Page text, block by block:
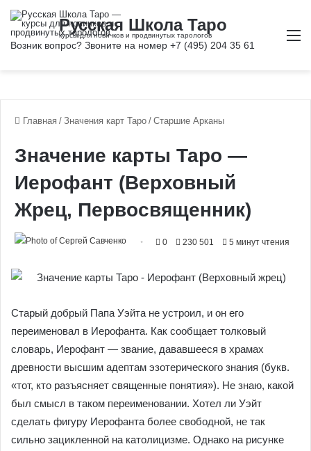
Главная / Значения карт Таро / Старшие Арканы
Значение карты Таро —
Иерофант (Верховный
Жрец, Первосвященник)
0 230 501 5 минут чтения
Старый добрый Папа Уэйта не устроил, и он его
переименовал в Иерофанта. Как сообщает толковый
словарь, Иерофант — звание, дававшееся в храмах
древности высшим адептам эзотерического знания (букв.
«тот, кто разъясняет священные понятия»). Не знаю, какой
был смысл в таком переименовании. Хотел ли Уэйт
сделать фигуру Иерофанта более свободной, не так
сильно зацикленной на католицизме. Однако на рисунке